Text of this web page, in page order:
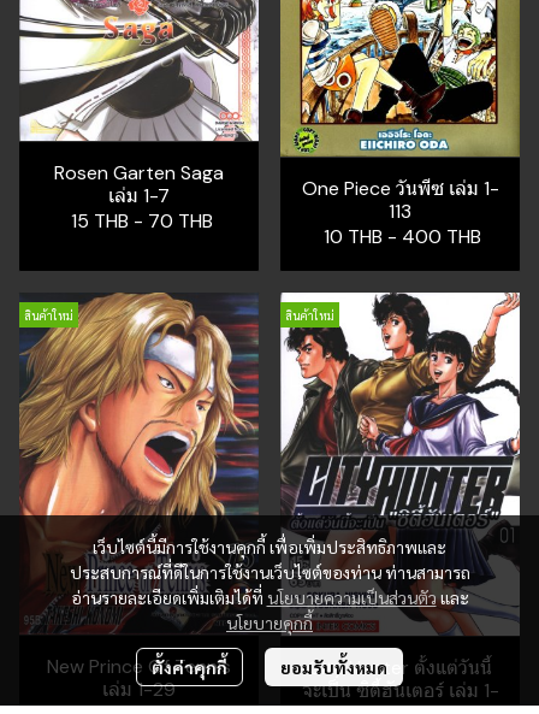
Rosen Garten Saga
เล่ม 1-7
15 THB - 70 THB
One Piece วันพีซ เล่ม 1-
113
10 THB - 400 THB
สินค้าใหม่
New Prince Of Tennis
เล่ม 1-29
สินค้าใหม่
City Hunter ตั้งแต่วันนี้
จะเป็น ซิตี้ฮันเตอร์ เล่ม 1-
เว็บไซต์นี้มีการใช้งานคุกกี้ เพื่อเพิ่มประสิทธิภาพและ
ประสบการณ์ที่ดีในการใช้งานเว็บไซต์ของท่าน ท่านสามารถ
อ่านรายละเอียดเพิ่มเติมได้ที่ นโยบายความเป็นส่วนตัวและ
นโยบายคุกกี้
ตั้งค่าคุกกี้ ยอมรับทั้งหมด